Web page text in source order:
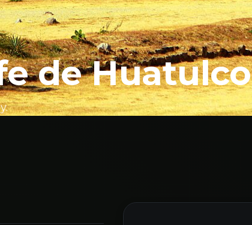
de Huatulco